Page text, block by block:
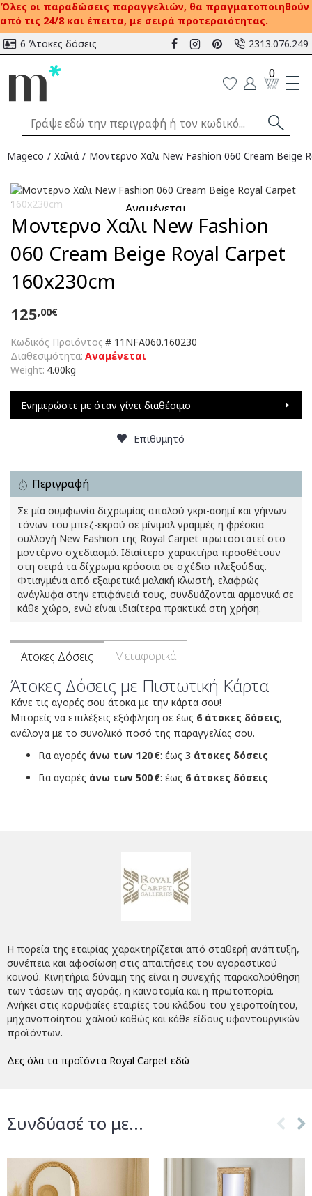
Όλες οι παραδώσεις παραγγελιών, θα πραγματοποιηθούν
από τις 24/8 και έπειτα, με σειρά προτεραιότητας.
6 Άτοκες δόσεις
2313.076.249
0
Mageco Χαλιά Μοντερνο Χαλι New Fashion 060 Cream Beige
Αναμένεται
Μοντερνο Χαλι New Fashion
060 Cream Beige Royal Carpet
160x230cm
Κωδικός Προϊόντος # 11NFA060.160230
Διαθεσιμότητα: Αναμένεται
Weight: 4.00kg
125,00€
Ενημερώστε με όταν γίνει διαθέσιμο
Επιθυμητό
Περιγραφή
Σε μία συμφωνία διχρωμίας απαλού γκρι-ασημί και γήινων
τόνων του μπεζ-εκρού σε μίνιμαλ γραμμές η φρέσκια
συλλογή New Fashion της Royal Carpet πρωτοστατεί στο
μοντέρνο σχεδιασμό. Ιδιαίτερο χαρακτήρα προσθέτουν
στη σειρά τα δίχρωμα κρόσσια σε σχέδιο πλεξούδας.
Φτιαγμένα από εξαιρετικά μαλακή κλωστή, ελαφρώς
ανάγλυφα στην επιφάνειά τους, συνδυάζονται αρμονικά σε
κάθε χώρο, ενώ είναι ιδιαίτερα πρακτικά στη χρήση.
Άτοκες Δόσεις Μεταφορικά
Άτοκες Δόσεις με Πιστωτική Κάρτα
Κάνε τις αγορές σου άτοκα με την κάρτα σου!
Μπορείς να επιλέξεις εξόφληση σε έως 6 άτοκες δόσεις,
ανάλογα με το συνολικό ποσό της παραγγελίας σου.
Για αγορές άνω των 120 €: έως 3 άτοκες δόσεις
Για αγορές άνω των 500 €: έως 6 άτοκες δόσεις
Η πορεία της εταιρίας χαρακτηρίζεται από σταθερή ανάπτυξη,
συνέπεια και αφοσίωση στις απαιτήσεις του αγοραστικού
κοινού. Κινητήρια δύναμη της είναι η συνεχής παρακολούθηση
των τάσεων της αγοράς, η καινοτομία και η πρωτοπορία.
Ανήκει στις κορυφαίες εταιρίες του κλάδου του χειροποίητου,
μηχανοποίητου χαλιού καθώς και κάθε είδους υφαντουργικών
προϊόντων.
Δες όλα τα προϊόντα Royal Carpet εδώ
Συνδύασέ το με...